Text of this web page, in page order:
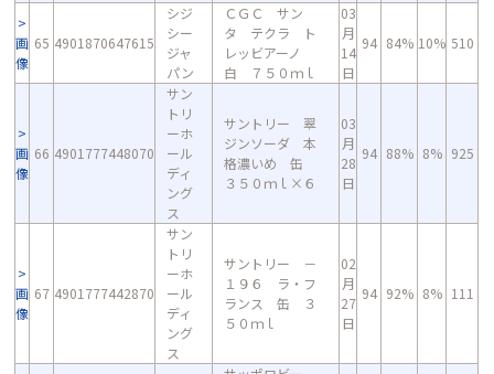
画
像
65 4901870647615
シジ
シー
ジャ
パン
ＣＧＣ サン
タ テクラ ト
レッビアーノ
白 ７５０ｍｌ
03
月
14
日
94 84% 10% 510
画
像
66 4901777448070
サン
トリ
ーホ
ール
ディ
ング
ス
サントリー 翠
ジンソーダ 本
格濃いめ 缶
３５０ｍｌ×６
03
月
28
日
94 88% 8% 925
画
像
67 4901777442870
サン
トリ
ーホ
ール
ディ
ング
ス
サントリー －
１９６ ラ・フ
ランス 缶 ３
５０ｍｌ
02
月
27
日
94 92% 8% 111